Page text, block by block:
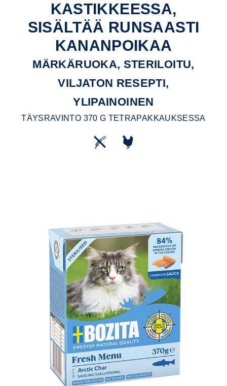
KASTIKKEESSA,
SISÄLTÄÄ RUNSAASTI
KANANPOIKAA
MÄRKÄRUOKA, STERILOITU,
VILJATON RESEPTI,
YLIPAINOINEN
TÄYSRAVINTO 370 G TETRAPAKKAUKSESSA